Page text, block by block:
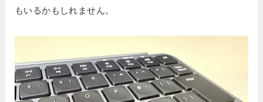
もいるかもしれません。